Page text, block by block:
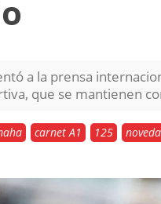
a la prensa
que se mantienen
carnet A1 125